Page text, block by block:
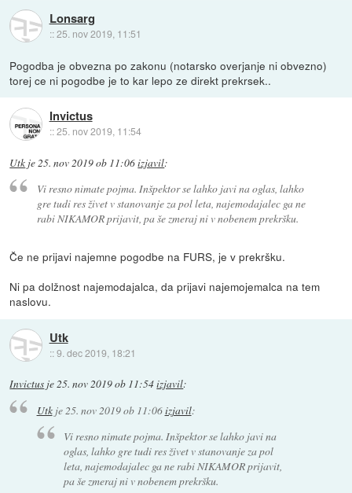
Lonsarg
::25. nov 2019, 11:51
Pogodba je obvezna po zakonu (notarsko overjanje ni obvezno)
torej ce ni pogodbe je to kar lepo ze direkt prekrsek..
Invictus
::25. nov 2019, 11:54
Utk je25. nov 2019 ob 11:06izjavil:
Vi resno nimate pojma. Inšpektor se lahko javi na oglas, lahko
gre tudi res živet v stanovanje za pol leta, najemodajalec ga ne
rabi NIKAMOR prijavit, pa še zmeraj ni v nobenem prekršku.
Če ne prijavi najemne pogodbe na FURS, je v prekršku.
Ni pa dolžnost najemodajalca, da prijavi najemojemalca na tem
naslovu.
Utk
::9. dec 2019, 18:21
Invictus je25. nov 2019 ob 11:54izjavil:
Utkje25. nov 2019 ob 11:06izjavil:
Vi resno nimate pojma. Inšpektor se lahko javi na
oglas, lahko gre tudi res živet v stanovanje za pol
leta, najemodajalec ga ne rabi NIKAMOR prijavit,
pa še zmeraj ni v nobenem prekršku.